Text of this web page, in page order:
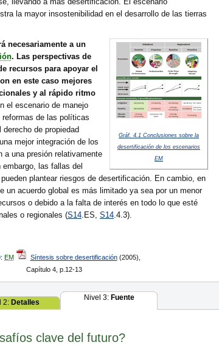
la mayor insostenibilidad en el desarrollo de las tierras
Gráf. 4.1 Conclusiones sobre la
desertificación de los escenarios
EM
necesariamente a un
. Las perspectivas de
recursos para apoyar el
en este caso mejores
y al rápido ritmo
el escenario de manejo
de las políticas
de propiedad
mejor integración de los
a una presión relativamente
embargo, las fallas del
plantear riesgos de desertificación. En cambio, en
un acuerdo global es más limitado ya sea por un menor
o debido a la falta de interés en todo lo que esté
o regionales (S14.ES, S14.4.3).
: EM Síntesis sobre desertificación(2005),
Capítulo 4, p.12-13
2: Detalles
Nivel 3: Fuente
clave del futuro?